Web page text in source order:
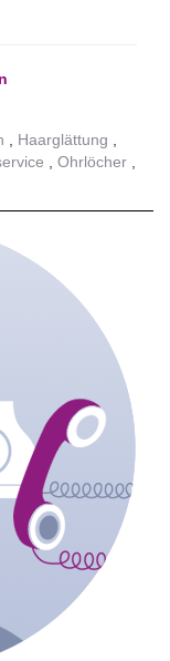
Haarglättung
Ohrlöcher